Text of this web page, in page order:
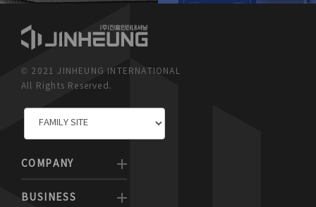
© 2021 JINHEUNG INTERNATIONAL
All Rights Reserved.
COMPANY
BUSINESS